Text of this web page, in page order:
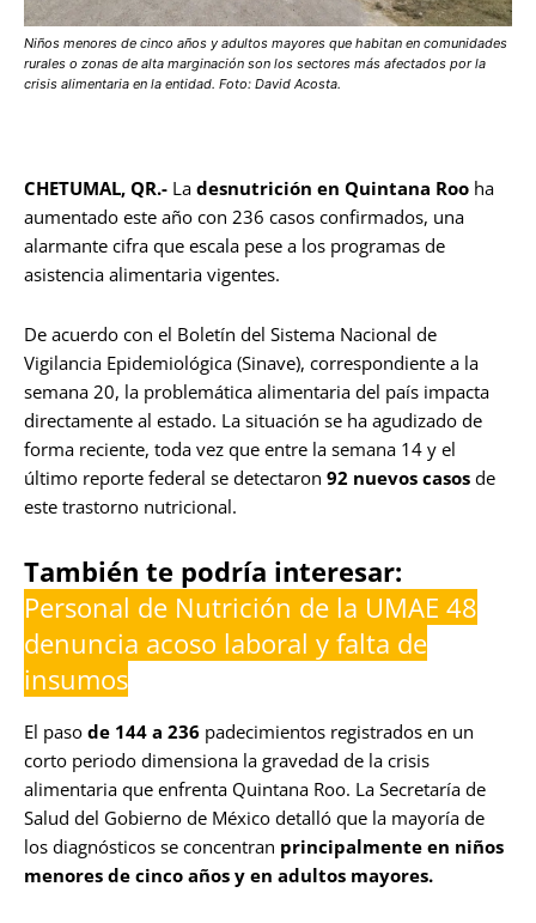
Niños menores de cinco años y adultos mayores que habitan en comunidades
rurales o zonas de alta marginación son los sectores más afectados por la
crisis alimentaria en la entidad. Foto: David Acosta.
CHETUMAL, QR.- La desnutrición en Quintana Roo ha
aumentado este año con 236 casos confirmados, una
alarmante cifra que escala pese a los programas de
asistencia alimentaria vigentes.
De acuerdo con el Boletín del Sistema Nacional de
Vigilancia Epidemiológica (Sinave), correspondiente a la
semana 20, la problemática alimentaria del país impacta
directamente al estado. La situación se ha agudizado de
forma reciente, toda vez que entre la semana 14 y el
último reporte federal se detectaron 92 nuevos casos de
este trastorno nutricional.
También te podría interesar:
Personal de Nutrición de la UMAE 48
denuncia acoso laboral y falta de
insumos
El paso de 144 a 236 padecimientos registrados en un
corto periodo dimensiona la gravedad de la crisis
alimentaria que enfrenta Quintana Roo. La Secretaría de
Salud del Gobierno de México detalló que la mayoría de
los diagnósticos se concentran principalmente en niños
menores de cinco años y en adultos mayores.